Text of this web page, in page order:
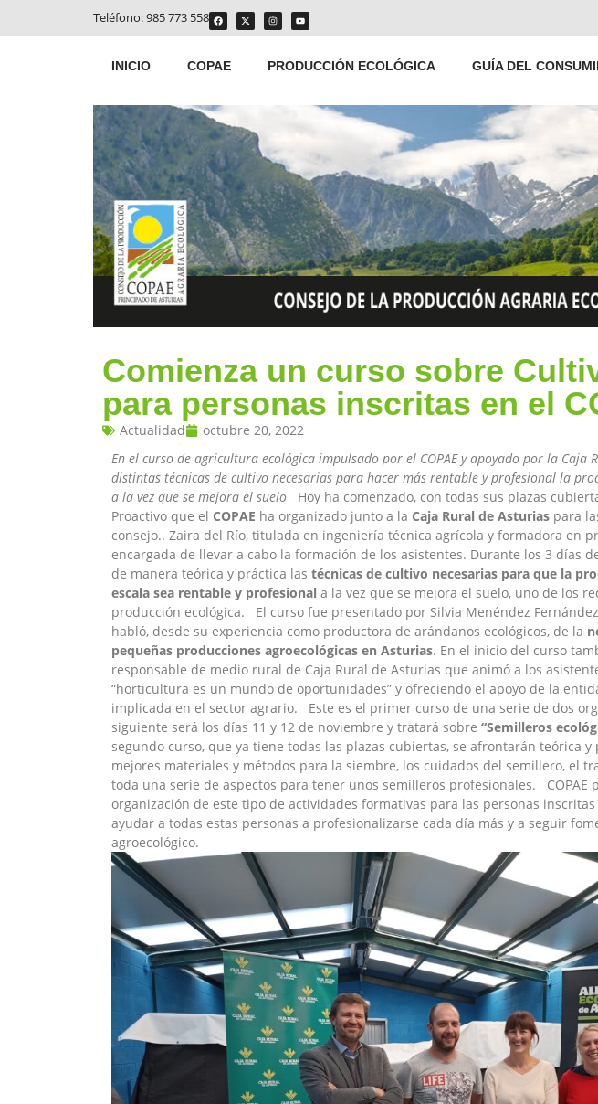
Teléfono:985 773 558
INICIO COPAE PRODUCCIÓN ECOLÓGICA GUÍA DEL
Comienza un curso sobre
para personas inscritas en el
Actualidad
octubre 20, 2022
En el curso de agricultura ecológica impulsado por el COPAE y apoyado por la Caja
distintas técnicas de cultivo necesarias para hacer más rentable y profesional la
a la vez que se mejora el suelo Hoy ha comenzado, con todas sus plazas
Proactivo que el COPAE ha organizado junto a la Caja Rural de Asturias para
consejo.. Zaira del Río, titulada en ingeniería técnica agrícola y formadora en
encargada de llevar a cabo la formación de los asistentes. Durante los 3 días
de manera teórica y práctica las técnicas de cultivo necesarias para que la
escala sea rentable y profesional a la vez que se mejora el suelo, uno de los
producción ecológica. El curso fue presentado por Silvia Menéndez
habló, desde su experiencia como productora de arándanos ecológicos, de la
pequeñas producciones agroecológicas en Asturias. En el inicio del curso
responsable de medio rural de Caja Rural de Asturias que animó a los
“horticultura es un mundo de oportunidades” y ofreciendo el apoyo de la
implicada en el sector agrario. Este es el primer curso de una serie de dos
siguiente será los días 11 y 12 de noviembre y tratará sobre “Semilleros
segundo curso, que ya tiene todas las plazas cubiertas, se afrontarán teórica
mejores materiales y métodos para la siembre, los cuidados del semillero, el
toda una serie de aspectos para tener unos semilleros profesionales. COPAE
organización de este tipo de actividades formativas para las personas
ayudar a todas estas personas a profesionalizarse cada día más y a seguir
agroecológico.